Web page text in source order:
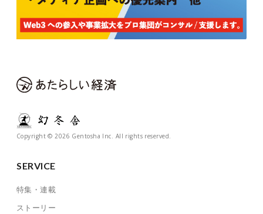
Copyright © 2026 Gentosha Inc. All rights reserved.
SERVICE
特集・連載
ストーリー